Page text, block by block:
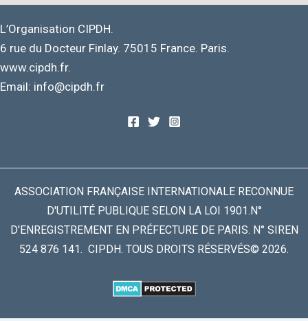
L’Organisation CIPDH.
6 rue du Docteur Finlay. 75015 France. Paris.
www.cipdh.fr.
Email: info@cipdh.fr
ASSOCIATION FRANÇAISE INTERNATIONALE RECONNUE
D'UTILITÉ PUBLIQUE SELON LA LOI 1901.N°
D'ENREGISTREMENT EN PRÉFECTURE DE PARIS. N° SIREN
524 876 141. CIPDH. TOUS DROITS RÉSERVÉS© 2026.